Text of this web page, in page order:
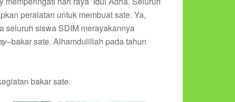
peralatan untuk membuat sate. Ya,
seluruh siswa SDIM merayakannya
–bakar sate. Alhamdulillah pada tahun
bakar sate.